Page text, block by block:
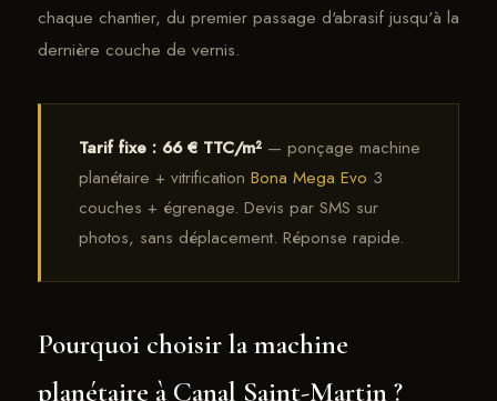
chaque chantier, du premier passage d'abrasif jusqu'à la
dernière couche de vernis.
Tarif fixe : 66 € TTC/m² — ponçage machine
planétaire + vitrification Bona Mega Evo 3
couches + égrenage. Devis par SMS sur
photos, sans déplacement. Réponse rapide.
Pourquoi choisir la machine
planétaire à Canal Saint-Martin ?